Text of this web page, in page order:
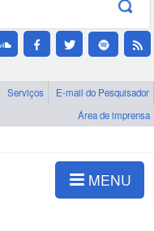
Serviços
E-mail do Pesquisador
Área de imprensa
MENU